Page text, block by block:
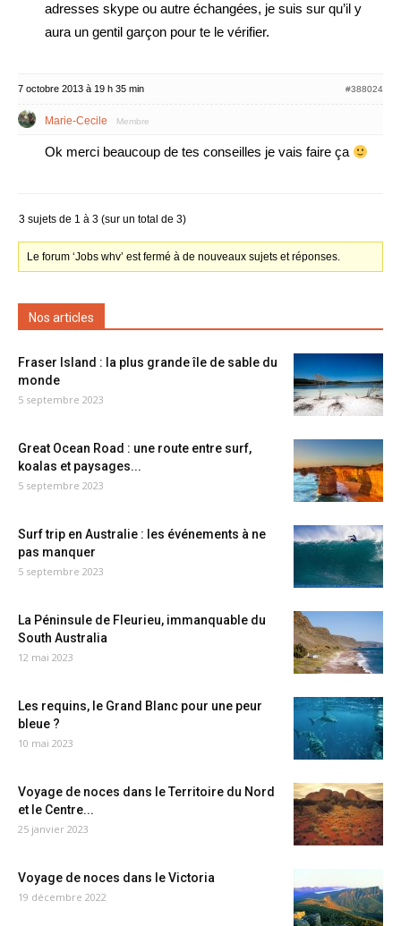
adresses skype ou autre échangées, je suis sur qu’il y
aura un gentil garçon pour te le vérifier.
7 octobre 2013 à 19 h 35 min #388024
Marie-Cecile Membre
Ok merci beaucoup de tes conseilles je vais faire ça
3 sujets de 1 à 3 (sur un total de 3)
Le forum ‘Jobs whv’ est fermé à de nouveaux sujets et réponses.
Nos articles
Fraser Island : la plus grande île de sable du
monde
5 septembre 2023
Great Ocean Road : une route entre surf,
koalas et paysages...
5 septembre 2023
Surf trip en Australie : les événements à ne
pas manquer
5 septembre 2023
La Péninsule de Fleurieu, immanquable du
South Australia
12 mai 2023
Les requins, le Grand Blanc pour une peur
bleue ?
10 mai 2023
Voyage de noces dans le Territoire du Nord
et le Centre...
25 janvier 2023
Voyage de noces dans le Victoria
19 décembre 2022